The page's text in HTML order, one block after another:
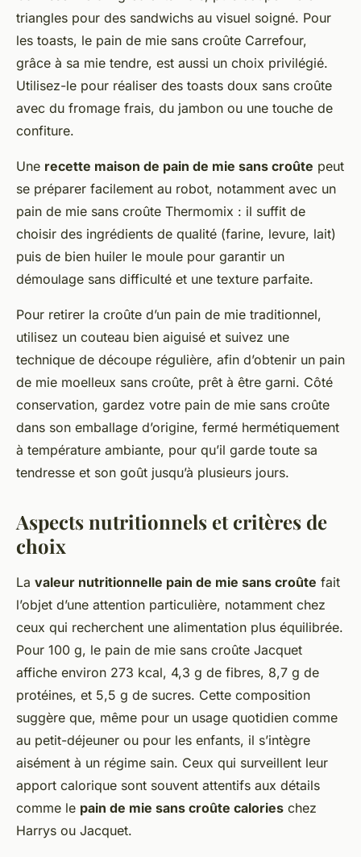
triangles pour des sandwichs au visuel soigné. Pour
les toasts, le pain de mie sans croûte Carrefour,
grâce à sa mie tendre, est aussi un choix privilégié.
Utilisez-le pour réaliser des toasts doux sans croûte
avec du fromage frais, du jambon ou une touche de
confiture.
Une recette maison de pain de mie sans croûte peut
se préparer facilement au robot, notamment avec un
pain de mie sans croûte Thermomix : il suffit de
choisir des ingrédients de qualité (farine, levure, lait)
puis de bien huiler le moule pour garantir un
démoulage sans difficulté et une texture parfaite.
Pour retirer la croûte d’un pain de mie traditionnel,
utilisez un couteau bien aiguisé et suivez une
technique de découpe régulière, afin d’obtenir un pain
de mie moelleux sans croûte, prêt à être garni. Côté
conservation, gardez votre pain de mie sans croûte
dans son emballage d’origine, fermé hermétiquement
à température ambiante, pour qu’il garde toute sa
tendresse et son goût jusqu’à plusieurs jours.
Aspects nutritionnels et critères de
choix
La valeur nutritionnelle pain de mie sans croûte fait
l’objet d’une attention particulière, notamment chez
ceux qui recherchent une alimentation plus équilibrée.
Pour 100 g, le pain de mie sans croûte Jacquet
affiche environ 273 kcal, 4,3 g de fibres, 8,7 g de
protéines, et 5,5 g de sucres. Cette composition
suggère que, même pour un usage quotidien comme
au petit-déjeuner ou pour les enfants, il s’intègre
aisément à un régime sain. Ceux qui surveillent leur
apport calorique sont souvent attentifs aux détails
comme le pain de mie sans croûte calories chez
Harrys ou Jacquet.